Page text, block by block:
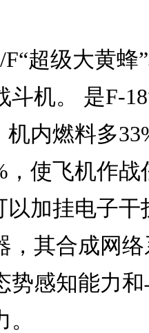
超级大黄蜂”
斗机。 是F-
内燃料多
，使飞机作
以加挂电子
，其合成网
势感知能力